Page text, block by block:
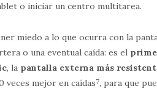
o iniciar un centro multitarea.
miedo a lo que ocurra con la
o una eventual caída: es el
, la pantalla externa más
veces mejor en caídas7, para que